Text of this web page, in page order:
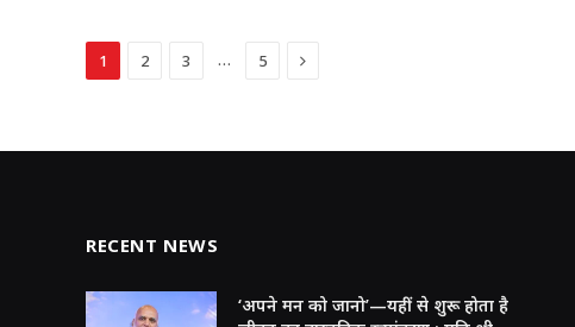
s
p
e
o
e
1 2 3 … 5 Next
RECENT NEWS
‘अपने मन को जानो’—यहीं से शुरू होता है